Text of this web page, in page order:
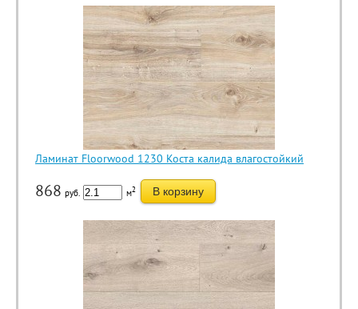
Ламинат Floorwood 1230 Коста калида влагостойкий
868 руб. м2 В корзину